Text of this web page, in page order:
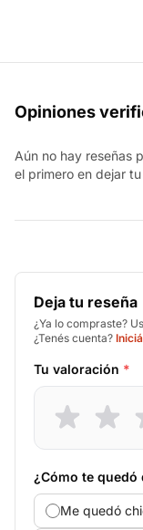
Opiniones
Aún no hay reseñas
el primero en dejar
Deja tu reseña
¿Ya lo compraste?
¿Tenés cuenta?
Tu valoración *
¿Cómo te quedó
Me quedó